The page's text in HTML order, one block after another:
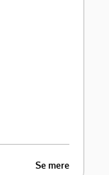
Se mere